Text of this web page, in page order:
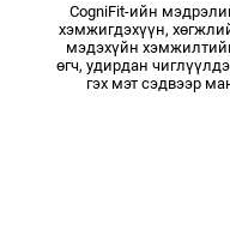
CogniFit-ийн
хэмжигдэхүүн,
мэдэхүйн хэмжилтийг
өгч, удирдан
гэх мэт сэдвээр